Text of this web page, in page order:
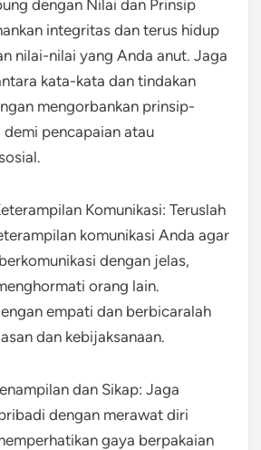
dengan Nilai dan Prinsip
integritas dan terus hidup
nilai-nilai yang Anda anut. Jaga
kata-kata dan tindakan
mengorbankan prinsip-
pencapaian atau
Komunikasi: Teruslah
komunikasi Anda agar
dengan jelas,
orang lain.
empati dan berbicaralah
dan kebijaksanaan.
dan Sikap: Jaga
dengan merawat diri
gaya berpakaian